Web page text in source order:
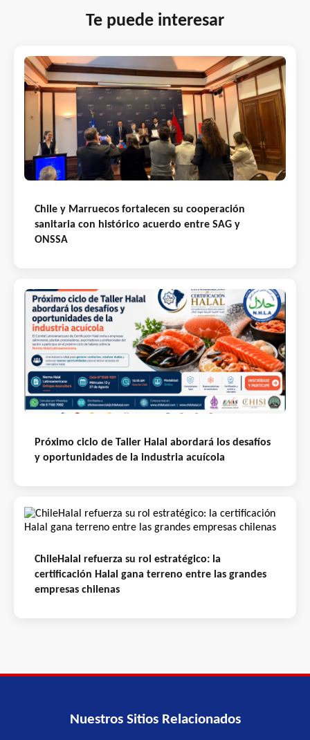
Te puede interesar
Chile y Marruecos fortalecen su cooperación
sanitaria con histórico acuerdo entre SAG y
ONSSA
Próximo ciclo de Taller Halal abordará los desafíos
y oportunidades de la industria acuícola
ChileHalal refuerza su rol estratégico: la
certificación Halal gana terreno entre las grandes
empresas chilenas
Nuestros Sitios Relacionados